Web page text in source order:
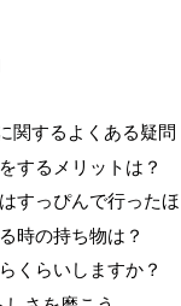
関するよくある疑問
するメリットは？
すっぴんで行ったほ
時の持ち物は？
くらいしますか？